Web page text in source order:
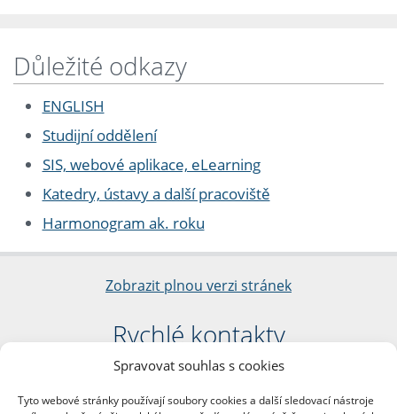
Spravovat souhlas s cookies
Tyto webové stránky používají soubory cookies a další sledovací nástroje
Důležité odkazy
ENGLISH
Studijní oddělení
SIS, webové aplikace, eLearning
Katedry, ústavy a další pracoviště
Harmonogram ak. roku
Zobrazit plnou verzi stránek
Rychlé kontakty
Filozofická fakulta
nám. Jana Palacha 1/2